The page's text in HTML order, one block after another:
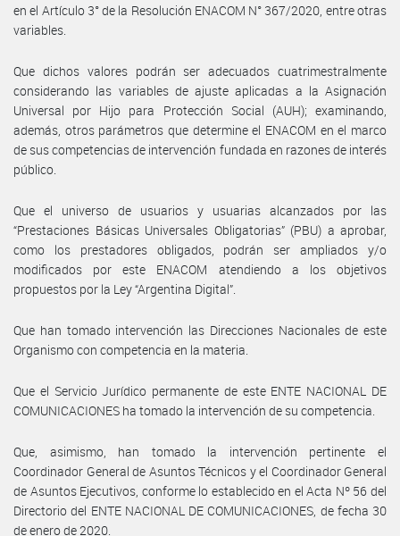
en el Artículo 3° de la Resolución ENACOM N° 367/2020, entre otras
variables.
Que dichos valores podrán ser adecuados cuatrimestralmente
considerando las variables de ajuste aplicadas a la Asignación
Universal por Hijo para Protección Social (AUH); examinando,
además, otros parámetros que determine el ENACOM en el marco
de sus competencias de intervención fundada en razones de interés
público.
Que el universo de usuarios y usuarias alcanzados por las
“Prestaciones Básicas Universales Obligatorias” (PBU) a aprobar,
como los prestadores obligados, podrán ser ampliados y/o
modificados por este ENACOM atendiendo a los objetivos
propuestos por la Ley “Argentina Digital”.
Que han tomado intervención las Direcciones Nacionales de este
Organismo con competencia en la materia.
Que el Servicio Jurídico permanente de este ENTE NACIONAL DE
COMUNICACIONES ha tomado la intervención de su competencia.
Que, asimismo, han tomado la intervención pertinente el
Coordinador General de Asuntos Técnicos y el Coordinador General
de Asuntos Ejecutivos, conforme lo establecido en el Acta Nº 56 del
Directorio del ENTE NACIONAL DE COMUNICACIONES, de fecha 30
de enero de 2020.